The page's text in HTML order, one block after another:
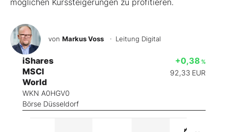
von Markus Voss · Leitung Digital
iShares
MSCI
World
WKN A0HGV0
Börse Düsseldorf
+0,38 %
92,33 EUR